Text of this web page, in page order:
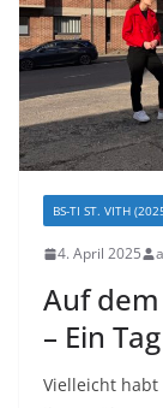
BS-TI ST. VITH
4. April 2025
Auf
– Ein
Vielleicht